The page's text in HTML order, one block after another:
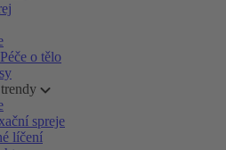
o tělo
spreje
líčení